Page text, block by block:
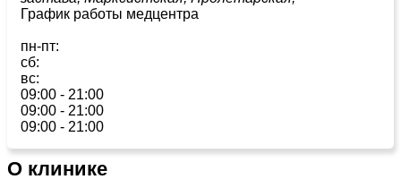
График работы медцентра
пн-пт:
сб:
вс:
09:00 - 21:00
09:00 - 21:00
09:00 - 21:00
О клинике